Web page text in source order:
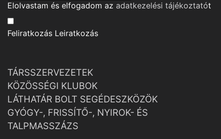
Elolvastam és elfogadom az adatkezelési tájékoztatót
Feliratkozás Leiratkozás
TÁRSSZERVEZETEK
KÖZÖSSÉGI KLUBOK
LÁTHATÁR BOLT SEGÉDESZKÖZÖK
GYÓGY-, FRISSÍTŐ-, NYIROK- ÉS
TALPMASSZÁZS